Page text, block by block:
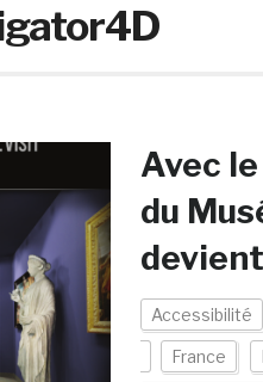
Avec
du
Accessibilité
France